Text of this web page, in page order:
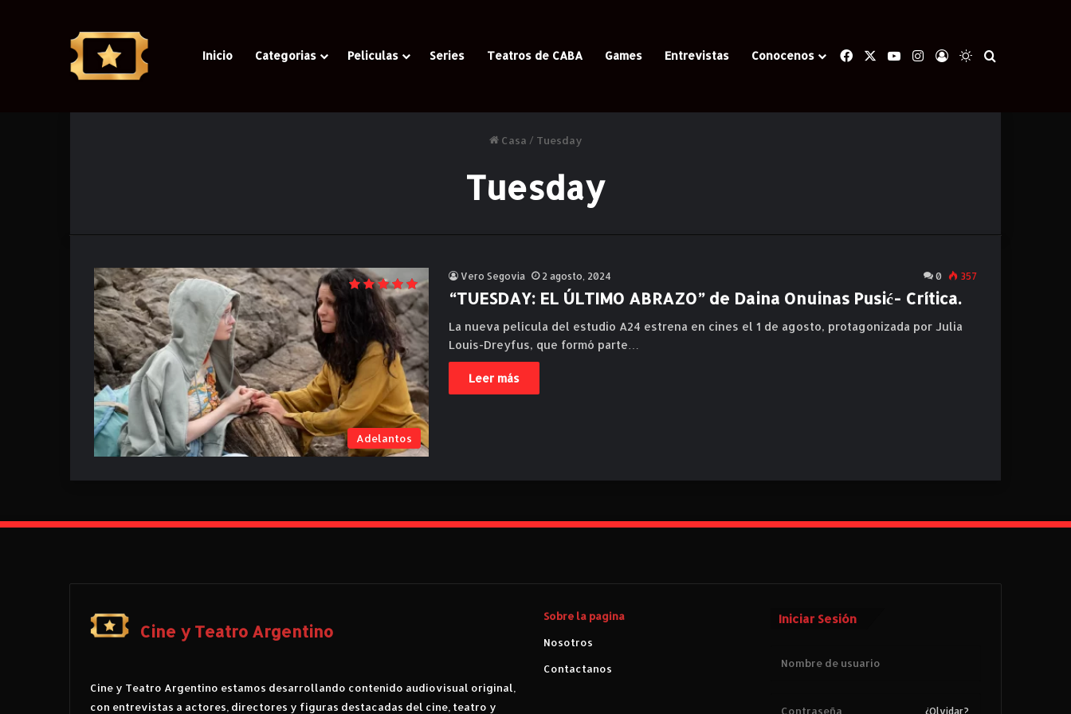
Inicio Categorias Peliculas Series Teatros de CABA Games Entrevistas Conocenos FacebookYouTubeInstagram
Iniciar Sesión
Switch skin
Casa / Tuesday
Tuesday
Adelantos
Vero Segovia 2 agosto, 2024 0 357
“TUESDAY: EL ÚLTIMO ABRAZO” de Daina Onuinas Pusić- Crítica.
La nueva película del estudio A24 estrena en cines el 1 de agosto, protagonizada por Julia
Louis-Dreyfus, que formó parte…
Leer más
Cine y Teatro Argentino
Cine y Teatro Argentino estamos desarrollando contenido audiovisual original,
con entrevistas a actores, directores y figuras destacadas del cine, teatro y
Sobre la pagina
Nosotros
Contactanos
Iniciar Sesión
¿Olvidar?